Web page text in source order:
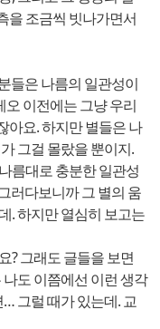
을 조금씩 빗나가면서
들은 나름의 일관성이
오 이전에는 그냥 우리
아요. 하지만 별들은 나
그걸 몰랐을 뿐이지.
름대로 충분한 일관성
러다보니까 그 별의 움
. 하지만 열심히 보고는
? 그래도 글들을 보면
도 이쯤에선 이런 생각
그럴 때가 있는데. 교